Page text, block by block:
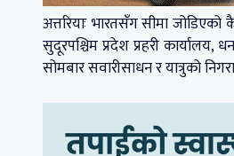
अत्तरियाः भारतसँग सीमा
सुदूरपश्चिम प्रदेश प्रहरी
सोमबार सवारीसाधन र यात्रुको